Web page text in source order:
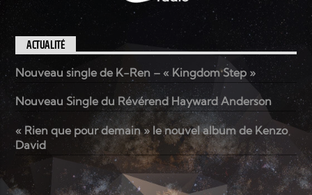
Elyon Hits
Elyon Live
Elyon Kids
ACTUALITÉ
Nouveau single de K-Ren – « Kingdom Step »
Nouveau Single du Révérend Hayward Anderson
« Rien que pour demain » le nouvel album de Kenzo
David